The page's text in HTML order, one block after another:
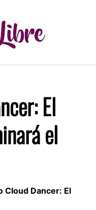
El
el
Cloud Dancer: El